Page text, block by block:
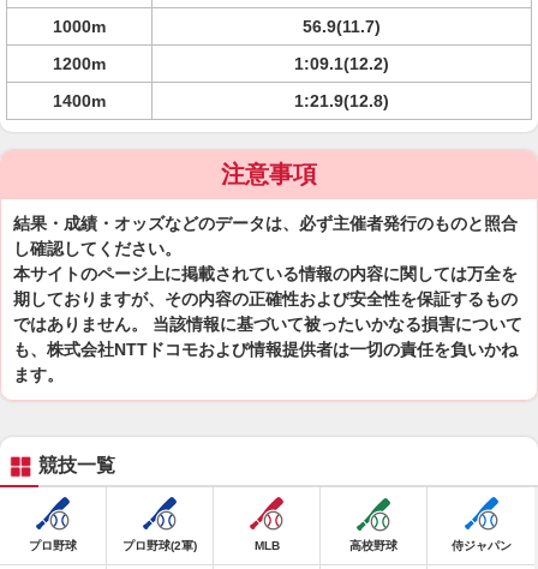
1000m
56.9(11.7)
1200m
1:09.1(12.2)
1400m
1:21.9(12.8)
注意事項
結果・成績・オッズなどのデータは、必ず主催者発行のものと照合
し確認してください。
本サイトのページ上に掲載されている情報の内容に関しては万全を
期しておりますが、その内容の正確性および安全性を保証するもの
ではありません。 当該情報に基づいて被ったいかなる損害について
も、株式会社NTTドコモおよび情報提供者は一切の責任を負いかね
ます。
競技一覧
プロ野球 プロ野球(2軍) MLB 高校野球 侍ジャパン